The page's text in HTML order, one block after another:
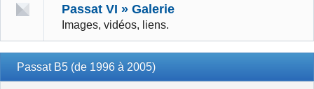
Passat VI » Galerie
Images, vidéos, liens.
Passat B5 (de 1996 à 2005)